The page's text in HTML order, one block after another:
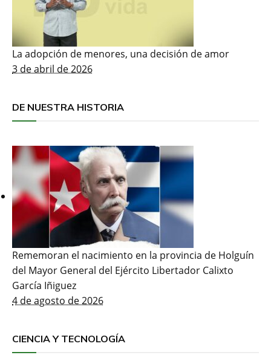
La adopción de menores, una decisión de amor
3 de abril de 2026
DE NUESTRA HISTORIA
Rememoran el nacimiento en la provincia de Holguín
del Mayor General del Ejército Libertador Calixto
García Iñiguez
4 de agosto de 2026
CIENCIA Y TECNOLOGÍA